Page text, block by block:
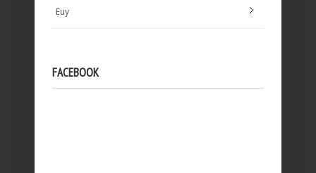
Euy
FACEBOOK